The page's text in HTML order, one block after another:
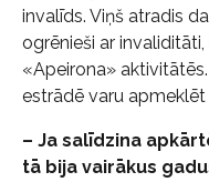
invalīds. Viņš atradis
ogrēnieši ar
«Apeirona»
estrādē varu apmeklēt
– Ja salīdzina
tā bija vairākus